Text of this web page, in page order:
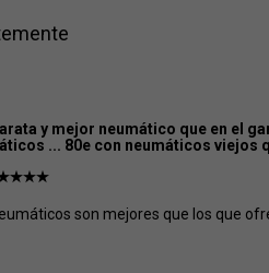
y mejor neumático que en el
... 80e con neumáticos viejos
son mejores que los que